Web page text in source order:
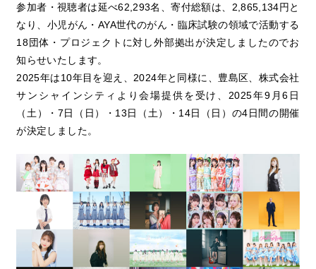
参加者・視聴者は延べ62,293名、寄付総額は、2,865,134円と
なり、小児がん・AYA世代のがん・臨床試験の領域で活動する
18団体・プロジェクトに対し外部拠出が決定しましたのでお
知らせいたします。
2025年は10年目を迎え、2024年と同様に、豊島区、株式会社
サンシャインシティより会場提供を受け、2025年9月6日
（土）・7日（日）・13日（土）・14日（日）の4日間の開催
が決定しました。